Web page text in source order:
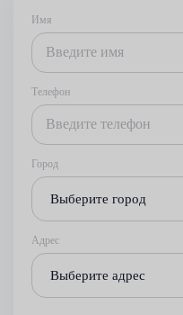
Имя
Телефон
Город
Выберите город
Адрес
Выберите адрес